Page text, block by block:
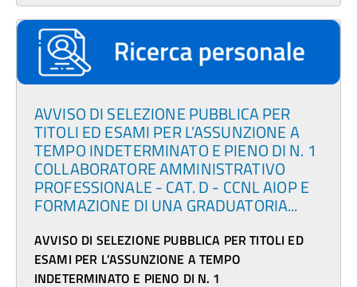
AVVISO DI SELEZIONE PUBBLICA PER
TITOLI ED ESAMI PER L’ASSUNZIONE A
TEMPO INDETERMINATO E PIENO DI N. 1
COLLABORATORE AMMINISTRATIVO
PROFESSIONALE - CAT. D - CCNL AIOP E
FORMAZIONE DI UNA GRADUATORIA...
AVVISO DI SELEZIONE PUBBLICA PER TITOLI ED
ESAMI PER L’ASSUNZIONE A TEMPO
INDETERMINATO E PIENO DI N. 1